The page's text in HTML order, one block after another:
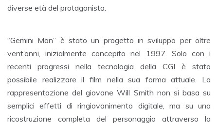
diverse età del protagonista.
“Gemini Man” è stato un progetto in sviluppo per oltre
vent’anni, inizialmente concepito nel 1997. Solo con i
recenti progressi nella tecnologia della CGI è stato
possibile realizzare il film nella sua forma attuale. La
rappresentazione del giovane Will Smith non si basa su
semplici effetti di ringiovanimento digitale, ma su una
ricostruzione completa del personaggio attraverso la